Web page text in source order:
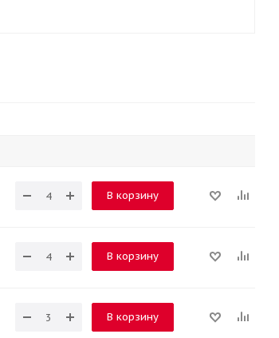
В корзину
В корзину
В корзину